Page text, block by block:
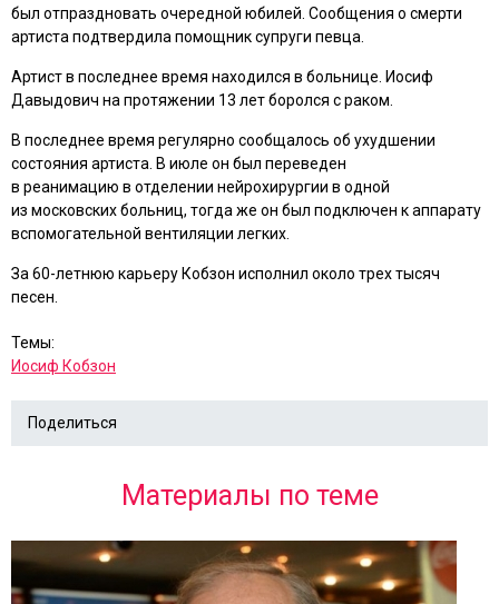
был отпраздновать очередной юбилей. Сообщения о смерти
артиста подтвердила помощник супруги певца.
Артист в последнее время находился в больнице. Иосиф
Давыдович на протяжении 13 лет боролся с раком.
В последнее время регулярно сообщалось об ухудшении
состояния артиста. В июле он был переведен
в реанимацию в отделении нейрохирургии в одной
из московских больниц, тогда же он был подключен к аппарату
вспомогательной вентиляции легких.
За 60-летнюю карьеру Кобзон исполнил около трех тысяч
песен.
Темы:
Иосиф Кобзон
Поделиться
Материалы по теме